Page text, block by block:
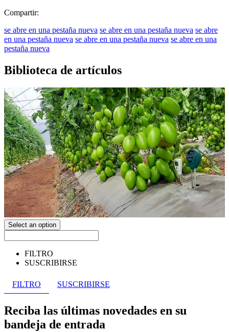
Compartir:
se abre en una pestaña nueva se abre en una pestaña nueva se abre
en una pestaña nueva se abre en una pestaña nueva se abre en una
pestaña nueva
Biblioteca de artículos
Select an option
FILTRO
SUSCRIBIRSE
FILTRO SUSCRIBIRSE
Reciba las últimas novedades en su
bandeja de entrada